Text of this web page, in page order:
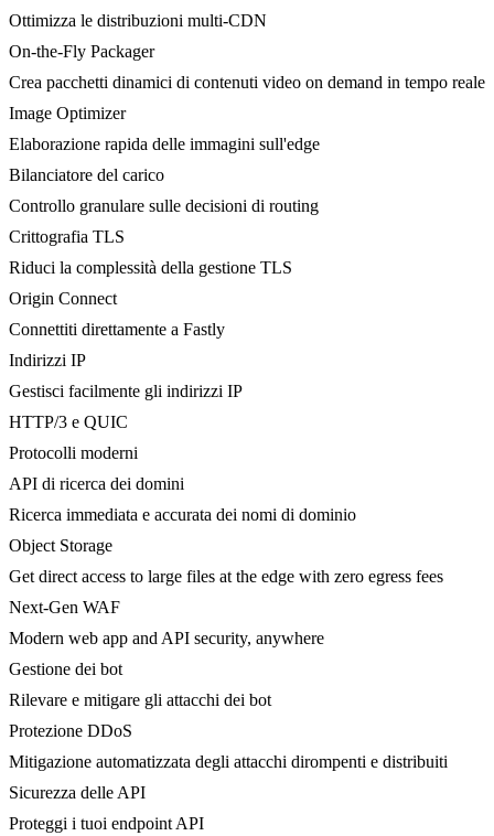
Ottimizza le distribuzioni multi-CDN
On-the-Fly Packager
Crea pacchetti dinamici di contenuti video on demand in tempo reale
Image Optimizer
Elaborazione rapida delle immagini sull'edge
Bilanciatore del carico
Controllo granulare sulle decisioni di routing
Crittografia TLS
Riduci la complessità della gestione TLS
Origin Connect
Connettiti direttamente a Fastly
Indirizzi IP
Gestisci facilmente gli indirizzi IP
HTTP/3 e QUIC
Protocolli moderni
API di ricerca dei domini
Ricerca immediata e accurata dei nomi di dominio
Object Storage
Get direct access to large files at the edge with zero egress fees
Next-Gen WAF
Modern web app and API security, anywhere
Gestione dei bot
Rilevare e mitigare gli attacchi dei bot
Protezione DDoS
Mitigazione automatizzata degli attacchi dirompenti e distribuiti
Sicurezza delle API
Proteggi i tuoi endpoint API